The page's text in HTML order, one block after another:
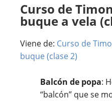
Curso de
buque a vela
Viene de: Curso de
buque (clase 2)
Balcón de popa:
“balcón” que se